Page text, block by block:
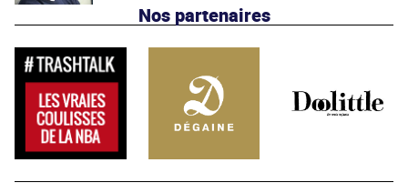
Nos partenaires